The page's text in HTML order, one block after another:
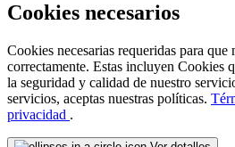
Cookies necesarios
Cookies necesarias requeridas para
correctamente. Estas incluyen Cookies
la seguridad y calidad de nuestro
servicios, aceptas nuestras políticas.
privacidad .